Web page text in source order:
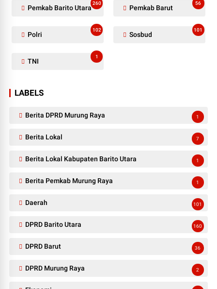
Pemkab Barito Utara
260
Pemkab Barut
56
Polri
102
Sosbud
101
TNI
1
LABELS
Berita DPRD Murung Raya 1
Berita Lokal 7
Berita Lokal Kabupaten Barito Utara 1
Berita Pemkab Murung Raya 1
Daerah 101
DPRD Barito Utara 160
DPRD Barut 36
DPRD Murung Raya 2